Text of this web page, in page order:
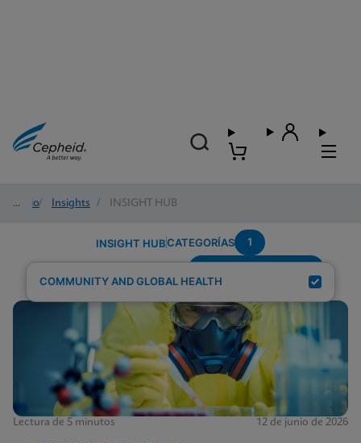
Inicio/ Insights / INSIGHT HUB
INSIGHT HUBCATEGORÍAS 1
COMMUNITY AND GLOBAL HEALTH
Lectura de 5 minutos 12 de junio de 2026